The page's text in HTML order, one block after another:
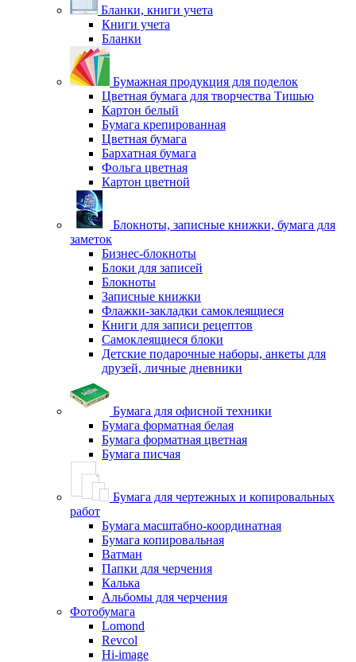
Бланки, книги учета
Книги учета
Бланки
Бумажная продукция для поделок
Цветная бумага для творчества Тишью
Картон белый
Бумага крепированная
Цветная бумага
Бархатная бумага
Фольга цветная
Картон цветной
Блокноты, записные книжки, бумага для
заметок
Бизнес-блокноты
Блоки для записей
Блокноты
Записные книжки
Флажки-закладки самоклеящиеся
Книги для записи рецептов
Самоклеящиеся блоки
Детские подарочные наборы, анкеты для
друзей, личные дневники
Бумага для офисной техники
Бумага форматная белая
Бумага форматная цветная
Бумага писчая
Бумага для чертежных и копировальных
работ
Бумага масштабно-координатная
Бумага копировальная
Ватман
Папки для черчения
Калька
Альбомы для черчения
Фотобумага
Lomond
Revcol
Hi-image